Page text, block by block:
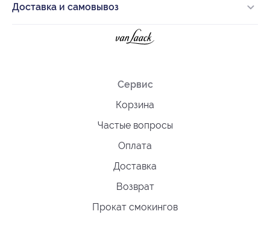
Доставка и самовывоз
Сервис
Корзина
Частые вопросы
Оплата
Доставка
Возврат
Прокат смокингов